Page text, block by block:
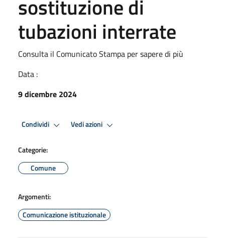
sostituzione di
tubazioni interrate
Consulta il Comunicato Stampa per sapere di più
Data :
9 dicembre 2024
Condividi Vedi azioni
Categorie:
Comune
Argomenti:
Comunicazione istituzionale